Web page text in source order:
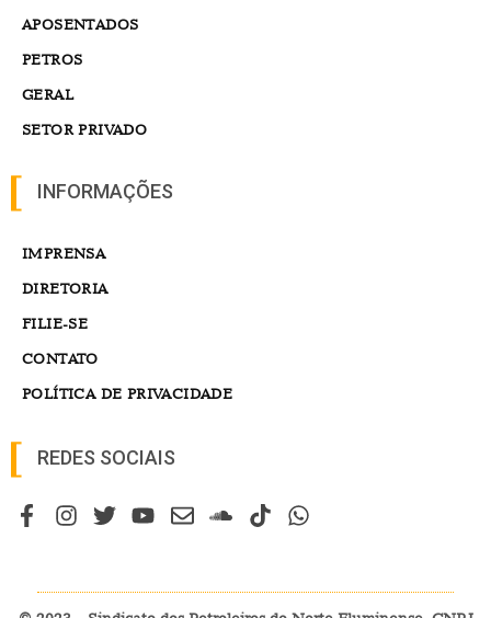
APOSENTADOS
PETROS
GERAL
SETOR PRIVADO
INFORMAÇÕES
IMPRENSA
DIRETORIA
FILIE-SE
CONTATO
POLÍTICA DE PRIVACIDADE
REDES SOCIAIS